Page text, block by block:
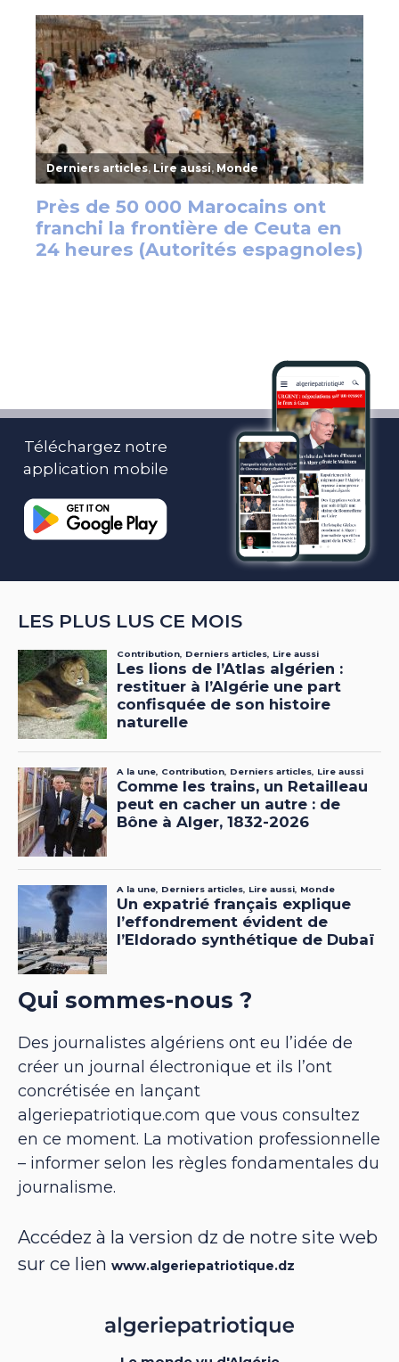
Téléchargez notre
application mobile
LES PLUS LUS CE MOIS
Qui sommes-nous ?
Des journalistes algériens ont eu l’idée de
créer un journal électronique et ils l’ont
concrétisée en lançant
algeriepatriotique.com que vous consultez
en ce moment. La motivation professionnelle
– informer selon les règles fondamentales du
journalisme.
Accédez à la version dz de notre site web
sur ce lien www.algeriepatriotique.dz